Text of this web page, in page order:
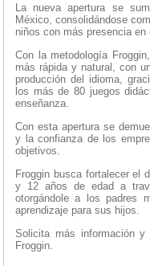
La nueva apertura se
México, consolidándose
niños con más presencia en
Con la metodología
más rápida y natural, con
producción del idioma,
los más de 80 juegos
enseñanza.
Con esta apertura se
y la confianza de los
objetivos.
Froggin busca fortalecer el
y 12 años de edad a
otorgándole a los padres
aprendizaje para sus hijos.
Solicita más información y
Froggin.